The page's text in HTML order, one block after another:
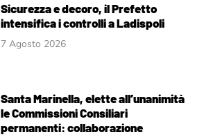
Sicurezza e decoro, il Prefetto
intensifica i controlli a Ladispoli
7 Agosto 2026
Santa Marinella, elette all’unanimità
le Commissioni Consiliari
permanenti: collaborazione